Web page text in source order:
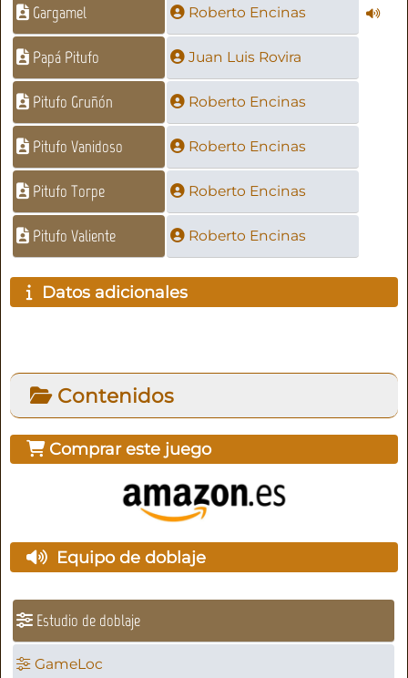
Gargamel Roberto Encinas
Papá Pitufo Juan Luis Rovira
Pitufo Gruñón Roberto Encinas
Pitufo Vanidoso Roberto Encinas
Pitufo Torpe Roberto Encinas
Pitufo Valiente Roberto Encinas
Datos adicionales
Contenidos
Comprar este juego
Equipo de doblaje
Estudio de doblaje
GameLoc